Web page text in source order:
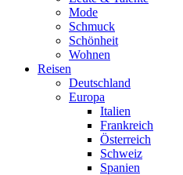
Mode
Schmuck
Schönheit
Wohnen
Reisen
Deutschland
Europa
Italien
Frankreich
Österreich
Schweiz
Spanien